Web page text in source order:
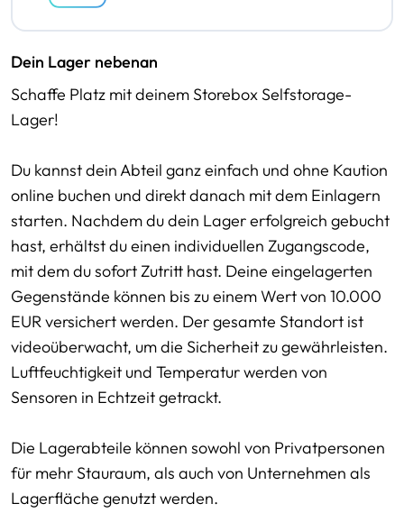
Dein Lager nebenan
Schaffe Platz mit deinem Storebox Selfstorage-
Lager!
Du kannst dein Abteil ganz einfach und ohne Kaution
online buchen und direkt danach mit dem Einlagern
starten. Nachdem du dein Lager erfolgreich gebucht
hast, erhältst du einen individuellen Zugangscode,
mit dem du sofort Zutritt hast. Deine eingelagerten
Gegenstände können bis zu einem Wert von 10.000
EUR versichert werden. Der gesamte Standort ist
videoüberwacht, um die Sicherheit zu gewährleisten.
Luftfeuchtigkeit und Temperatur werden von
Sensoren in Echtzeit getrackt.
Die Lagerabteile können sowohl von Privatpersonen
für mehr Stauraum, als auch von Unternehmen als
Lagerfläche genutzt werden.